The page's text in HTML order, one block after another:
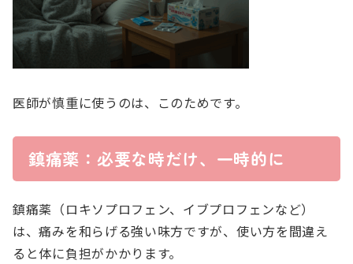
医師が慎重に使うのは、このためです。
鎮痛薬：必要な時だけ、一時的に
鎮痛薬（ロキソプロフェン、イブプロフェンなど）
は、痛みを和らげる強い味方ですが、使い方を間違え
ると体に負担がかかります。